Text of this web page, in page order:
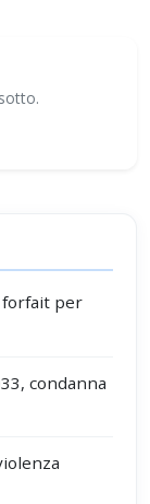
forfait per
condanna